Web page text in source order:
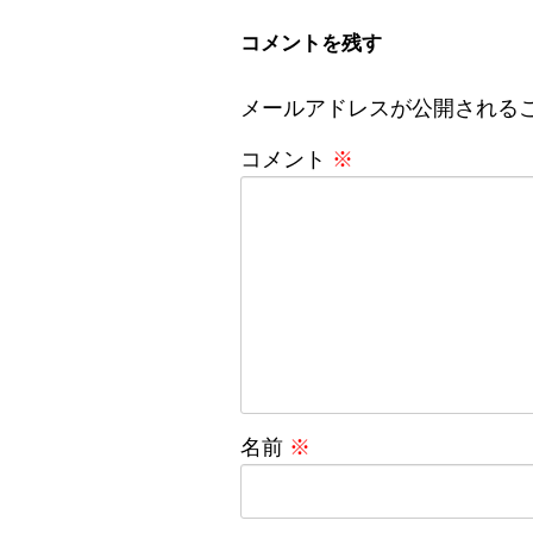
コメントを残す
メールアドレスが公開される
コメント ※
名前 ※